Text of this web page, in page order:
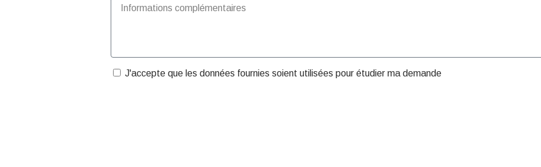
J'accepte que les données fournies soient utilisées pour étudier ma demande